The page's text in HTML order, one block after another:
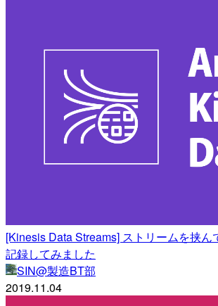
[Kinesis Data Streams] ストリームを挟ん
記録してみました
SIN@製造BT部
2019.11.04